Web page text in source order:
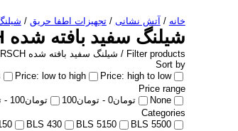
خانه / آتش نشانی /تجهیزات اطفا حریق /
شیلنگ سفید بافته شده PARSCH مدل N/50
Filter products / شیلنگ سفید بافته شده PARSCH مدل N/50
Sort by
Price: low to high
Price: high to low
Price range
None
تومان0
-تومان100 تومان100
-
Categories
BLS 430 BLS 5150 BLS 5500